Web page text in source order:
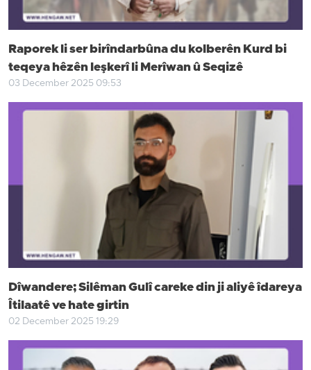
Raporek li ser birîndarbûna du kolberên Kurd bi
teqeya hêzên leşkerî li Merîwan û Seqizê
03 December 2025 09:53
Dîwandere; Silêman Gulî careke din ji aliyê îdareya
Îtilaatê ve hate girtin
02 December 2025 19:29